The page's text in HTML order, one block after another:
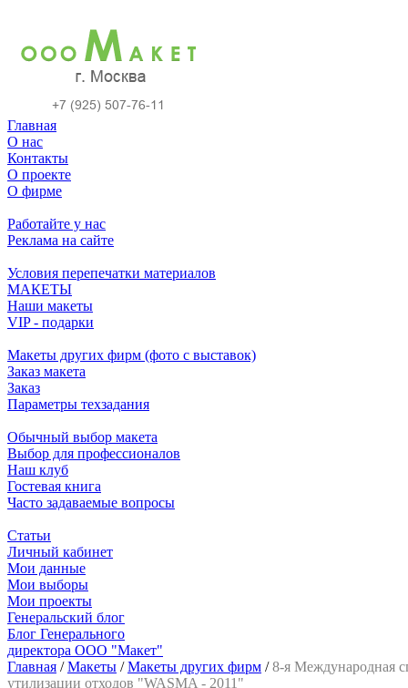
Главная
О нас
Контакты
О проекте
О фирме
Работайте у нас
Реклама на сайте
Условия перепечатки материалов
МАКЕТЫ
Наши макеты
VIP - подарки
Макеты других фирм (фото с выставок)
Заказ макета
Заказ
Параметры техзадания
Обычный выбор макета
Выбор для профессионалов
Наш клуб
Гостевая книга
Часто задаваемые вопросы
Статьи
Личный кабинет
Мои данные
Мои выборы
Мои проекты
Генеральский блог
Блог Генерального
директора ООО "Макет"
Главная /Макеты /Макеты других фирм /8-я Международная
утилизации отходов "WASMA - 2011"